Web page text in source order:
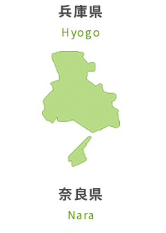
兵庫県
Hyogo
奈良県
Nara